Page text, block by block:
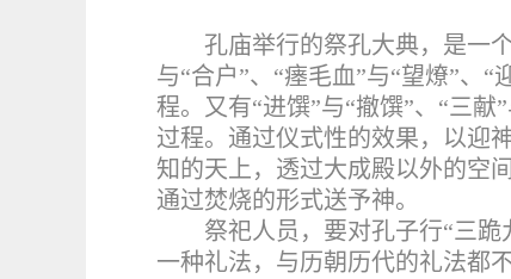
孔庙举行的祭孔大典，是一
与“合户”、“瘗毛血”与“望燎”、
程。又有“进馔”与“撤馔”、“三
过程。通过仪式性的效果，以迎
知的天上，透过大成殿以外的空
通过焚烧的形式送予神。
祭祀人员，要对孔子行“三
一种礼法，与历朝历代的礼法都